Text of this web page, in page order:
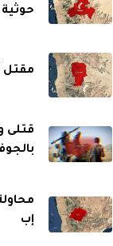
مقتل
قتلى
إب